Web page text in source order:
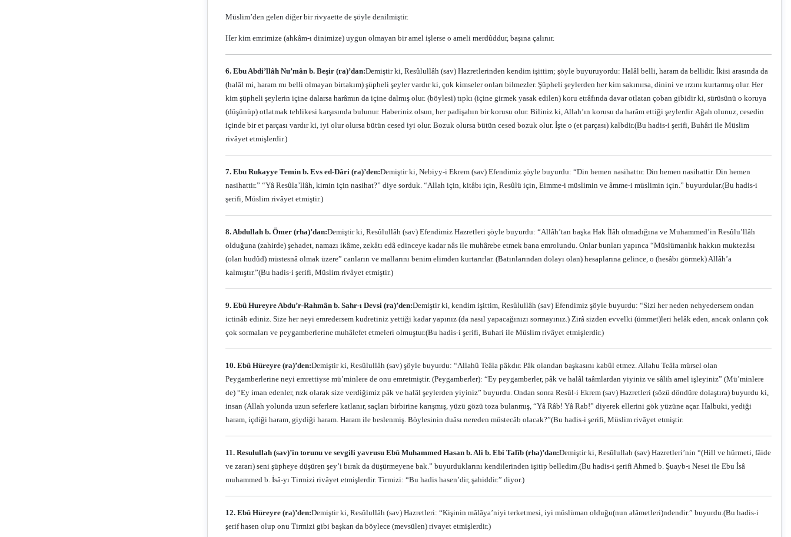
Müslim’den gelen diğer bir rivyaette de şöyle denilmiştir.
Her kim emrimize (ahkâm-ı dinimize) uygun olmayan bir amel işlerse o ameli merdûddur, başına çalınır.
6. Ebu Abdi’llâh Nu’mân b. Beşir (ra)’dan:Demiştir ki, Resûlullâh (sav) Hazretlerinden kendim işittim; şöyle buyuruyordu: Halâl belli, haram da bellidir. İkisi arasında da
(halâl mi, haram mı belli olmayan birtakım) şüpheli şeyler vardır ki, çok kimseler onları bilmezler. Şüpheli şeylerden her kim sakınırsa, dinini ve ırzını kurtarmış olur. Her
kim şüpheli şeylerin içine dalarsa harâmın da içine dalmış olur. (böylesi) tıpkı (içine girmek yasak edilen) koru etrâfında davar otlatan çoban gibidir ki, sürüsünü o koruya
(düşünüp) otlatmak tehlikesi karşısında bulunur. Haberiniz olsun, her padişahın bir korusu olur. Biliniz ki, Allah’ın korusu da harâm ettiği şeylerdir. Ağah olunuz, cesedin
içinde bir et parçası vardır ki, iyi olur olursa bütün cesed iyi olur. Bozuk olursa bütün cesed bozuk olur. İşte o (et parçası) kalbdir.(Bu hadis-i şerifi, Buhâri ile Müslim
rivâyet etmişlerdir.)
7. Ebu Rukayye Temin b. Evs ed-Dâri (ra)’den:Demiştir ki, Nebiyy-i Ekrem (sav) Efendimiz şöyle buyurdu: “Din hemen nasihattır. Din hemen nasihattir. Din hemen
nasihattir.” “Yâ Resûla’llâh, kimin için nasihat?” diye sorduk. “Allah için, kitâbı için, Resûlü için, Eimme-i müslimin ve âmme-i müslimin için.” buyurdular.(Bu hadis-i
şerifi, Müslim rivâyet etmiştir.)
8. Abdullah b. Ömer (rha)’dan:Demiştir ki, Resûlullâh (sav) Efendimiz Hazretleri şöyle buyurdu: “Allâh’tan başka Hak İlâh olmadığına ve Muhammed’in Resûlu’llâh
olduğuna (zahirde) şehadet, namazı ikâme, zekâtı edâ edinceye kadar nâs ile muhârebe etmek bana emrolundu. Onlar bunları yapınca “Müslümanlık hakkın muktezâsı
(olan hudûd) müstesnâ olmak üzere” canların ve mallarını benim elimden kurtarırlar. (Batınlarından dolayı olan) hesaplarına gelince, o (hesâbı görmek) Allâh’a
kalmıştır.”(Bu hadis-i şerifi, Müslim rivâyet etmiştir.)
9. Ebû Hureyre Abdu’r-Rahmân b. Sahr-ı Devsi (ra)’den:Demiştir ki, kendim işittim, Resûlullâh (sav) Efendimiz şöyle buyurdu: “Sizi her neden nehyedersem ondan
ictinâb ediniz. Size her neyi emredersem kudretiniz yettiği kadar yapınız (da nasıl yapacağınızı sormayınız.) Zirâ sizden evvelki (ümmet)leri helâk eden, ancak onların çok
çok sormaları ve peygamberlerine muhâlefet etmeleri olmuştur.(Bu hadis-i şerifi, Buhari ile Müslim rivâyet etmişlerdir.)
10. Ebû Hüreyre (ra)’den:Demiştir ki, Resûlullâh (sav) şöyle buyurdu: “Allahû Teâla pâkdır. Pâk olandan başkasını kabûl etmez. Allahu Teâla mürsel olan
Peygamberlerine neyi emrettiyse mü’minlere de onu emretmiştir. (Peygamberler): “Ey peygamberler, pâk ve halâl taâmlardan yiyiniz ve sâlih amel işleyiniz” (Mü’minlere
de) “Ey iman edenler, rızk olarak size verdiğimiz pâk ve halâl şeylerden yiyiniz” buyurdu. Ondan sonra Resûl-i Ekrem (sav) Hazretleri (sözü döndüre dolaştıra) buyurdu ki,
insan (Allah yolunda uzun seferlere katlanır, saçları birbirine karışmış, yüzü gözü toza bulanmış, “Yâ Râb! Yâ Rab!” diyerek ellerini gök yüzüne açar. Halbuki, yediği
haram, içdiği haram, giydiği haram. Haram ile beslenmiş. Böylesinin duâsı nereden müstecâb olacak?”(Bu hadis-i şerifi, Müslim rivâyet etmiştir.
11. Resulullah (sav)’in torunu ve sevgili yavrusu Ebû Muhammed Hasan b. Ali b. Ebi Talîb (rha)’dan:Demiştir ki, Resûlullah (sav) Hazretleri’nin “(Hill ve hürmeti, fâide
ve zararı) seni şüpheye düşüren şey’i bırak da düşürmeyene bak.” buyurduklarını kendilerinden işitip belledim.(Bu hadis-i şerifi Ahmed b. Şuayb-ı Nesei ile Ebu İsâ
muhammed b. İsâ-yı Tirmizi rivâyet etmişlerdir. Tirmizi: “Bu hadis hasen’dir, şahiddir.” diyor.)
12. Ebû Hüreyre (ra)’den:Demiştir ki, Resûlullâh (sav) Hazretleri: “Kişinin mâlâya’niyi terketmesi, iyi müslüman olduğu(nun alâmetleri)ndendir.” buyurdu.(Bu hadis-i
şerif hasen olup onu Tirmizi gibi başkan da böylece (mevsülen) rivayet etmişlerdir.)